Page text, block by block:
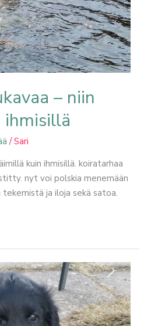
– niin
/Sari
kuin ihmisillä. koiratarhaa
nyt voi polskia menemään
ja iloja sekä satoa.